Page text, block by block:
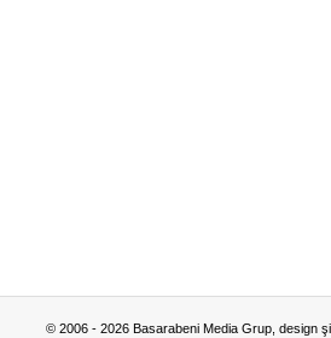
© 2006 - 2026 Basarabeni Media Grup, design